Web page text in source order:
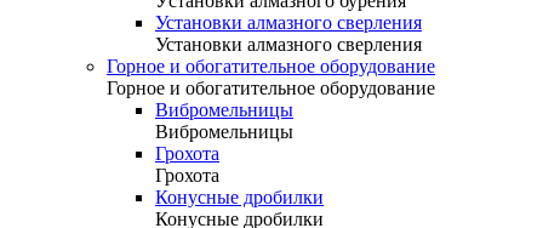
Установки алмазного сверления
Установки алмазного сверления
Горное и обогатительное оборудование
Горное и обогатительное оборудование
Вибромельницы
Вибромельницы
Грохота
Грохота
Конусные дробилки
Конусные дробилки